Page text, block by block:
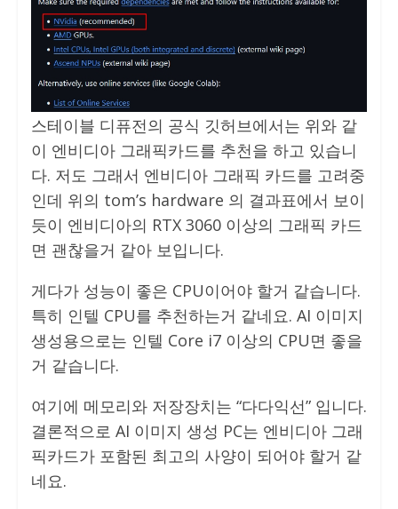
스테이블 디퓨전의 공식 깃허브에서는 위와 같
이 엔비디아 그래픽카드를 추천을 하고 있습니
다. 저도 그래서 엔비디아 그래픽 카드를 고려중
인데 위의 tom’s hardware 의 결과표에서 보이
듯이 엔비디아의 RTX 3060 이상의 그래픽 카드
면 괜찮을거 같아 보입니다.
게다가 성능이 좋은 CPU이어야 할거 같습니다.
특히 인텔 CPU를 추천하는거 같네요. AI 이미지
생성용으로는 인텔 Core i7 이상의 CPU면 좋을
거 같습니다.
여기에 메모리와 저장장치는 “다다익선” 입니다.
결론적으로 AI 이미지 생성 PC는 엔비디아 그래
픽카드가 포함된 최고의 사양이 되어야 할거 같
네요.